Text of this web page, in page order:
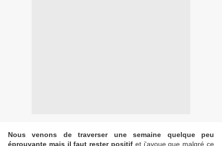
Nous venons de traverser une semaine quelque peu
éprouvante mais il faut rester positif et j'avoue que malgré ce